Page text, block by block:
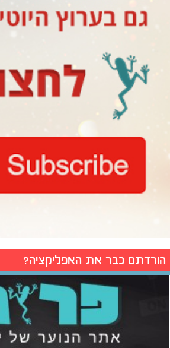
הורדתם כבר את האפליקציה?